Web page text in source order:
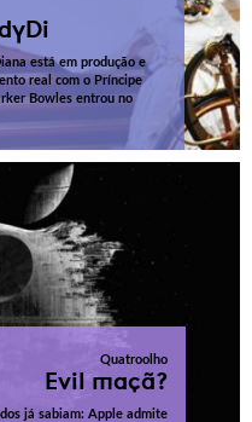
está em produção e
real com o Príncipe
Bowles entrou no
Quatroolho
Evil maçã?
já sabiam: Apple admite